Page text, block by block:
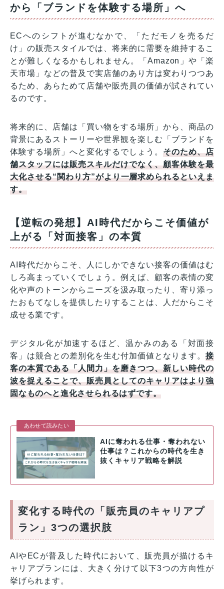
から「ブランドを体験する場所」へ
ECへのシフトが進むなかで、「ただモノを売るだ
け」の販売スタイルでは、将来的に需要を維持するこ
とが難しくなるかもしれません。「Amazon」や「楽
天市場」などの普及で実店舗のあり方は変わりつつあ
るため、あらためて店舗や販売員の価値が試されてい
るのです。
将来的に、店舗は「買い物をする場所」から、商品の
背景にあるストーリーや世界観を楽しむ「ブランドを
体験する場所」へと変化するでしょう。そのため、店
舗スタッフには販売スキルだけでなく、顧客体験を最
大化させる“関わり方”がより一層求められるといえま
す。
【逆転の発想】AI時代だからこそ価値が
上がる「対面接客」の本質
AI時代だからこそ、人にしかできない接客の価値はむ
しろ高まっていくでしょう。例えば、顧客の表情の変
化や声のトーンからニーズを汲み取ったり、寄り添っ
たおもてなしを提供したりすることは、人だからこそ
成せる業です。
デジタル化が加速するほど、温かみのある「対面接
客」は競合との差別化を生む付加価値となります。接
客の本質である「人間力」を磨きつつ、新しい時代の
波を捉えることで、販売員としてのキャリアはより強
固なものへと進化させられるはずです。
あわせて読みたい
AIに奪われる仕事・奪われない
仕事は？これからの時代を生き
抜くキャリア戦略を解説
変化する時代の「販売員のキャリアプ
ラン」3つの選択肢
AIやECが普及した時代において、販売員が描けるキ
ャリアプランには、大きく分けて以下3つの方向性が
挙げられます。